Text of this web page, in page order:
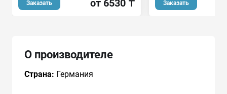
Заказать от 6530 ₸ Заказать
О производителе
Страна: Германия